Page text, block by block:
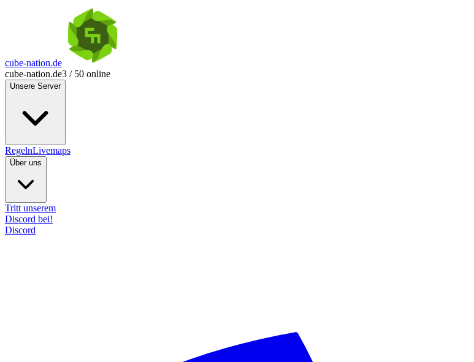
cube-nation.de
cube-nation.de3 / 50 online
Unsere Server
RegelnLivemaps
Über uns
Tritt unserem
Discord bei!
Discord